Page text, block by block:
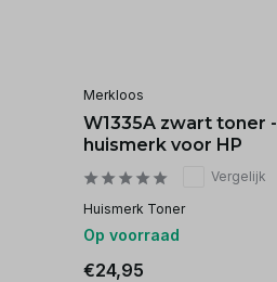
Merkloos
W1335A zwart toner -
huismerk voor HP
Vergelijk
Huismerk Toner
Op voorraad
€24,95